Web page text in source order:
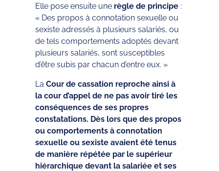
Elle pose ensuite une règle de principe :
« Des propos à connotation sexuelle ou
sexiste adressés à plusieurs salariés, ou
de tels comportements adoptés devant
plusieurs salariés, sont susceptibles
d’être subis par chacun d’entre eux. »
La Cour de cassation reproche ainsi à
la cour d’appel de ne pas avoir tiré les
conséquences de ses propres
constatations. Dès lors que des propos
ou comportements à connotation
sexuelle ou sexiste avaient été tenus
de manière répétée par le supérieur
hiérarchique devant la salariée et ses